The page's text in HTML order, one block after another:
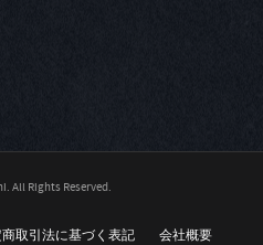
All Rights Reserved.
取引法に基づく表記 会社概要